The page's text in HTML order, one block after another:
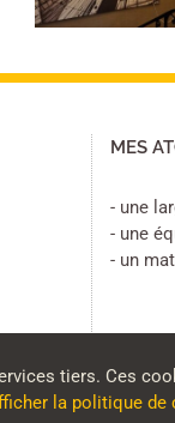
MES
- une
- une
- un
| Création Sitadi
tiers. Ces
la politique de